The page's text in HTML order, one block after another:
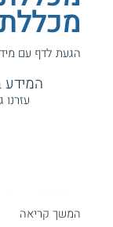
הגעת לדף עם
המידע
עזרנו
המשך קריאה